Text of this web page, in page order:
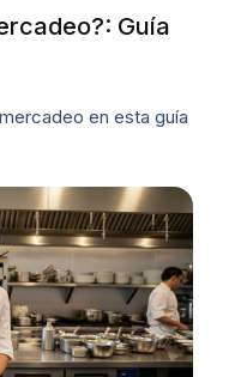
Guía
en esta guía